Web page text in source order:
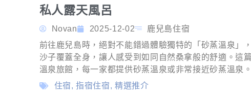
私人露天風呂
Novan 2025-12-02
鹿兒島住宿
前往鹿兒島時，絕對不能錯過體驗獨特的「砂蒸溫泉」
沙子覆蓋全身，讓人感受到如同自然桑拿般的舒適。這
溫泉旅館，每一家都提供砂蒸溫泉或非常接近砂蒸溫泉。
住宿,指宿住宿, 精選推介